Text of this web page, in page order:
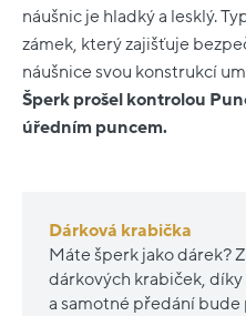
náušnic je hladký a lesklý.
zámek, který zajišťuje
náušnice svou konstrukcí
Šperk prošel kontrolou
úředním puncem.
Dárková krabička
Máte šperk jako dárek?
dárkových krabiček,
a samotné předání